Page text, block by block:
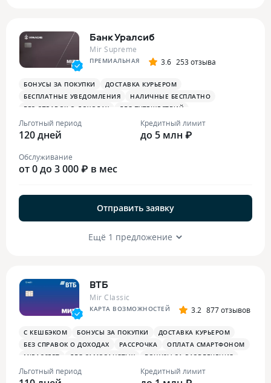
Банк Уралсиб
Mir Supreme
ПРЕМИАЛЬНАЯ 3.6 253 отзыва
БОНУСЫ ЗА ПОКУПКИ
ДОСТАВКА КУРЬЕРОМ
БЕСПЛАТНЫЕ УВЕДОМЛЕНИЯ
НАЛИЧНЫЕ БЕСПЛАТНО
БЕЗ СПРАВОК О ДОХОДАХ
ДЛЯ ПУТЕШЕСТВИЙ
ОПЛАТА СМАРТФОНОМ
MIRACCEPT
БИЗНЕС-ЗАЛЫ
БЕСПЛАТНАЯ ТУРИСТИЧЕСКАЯ СТРАХОВКА
Льготный период
120 дней
Кредитный лимит
до 5 млн ₽
Обслуживание
от 0 до 3 000 ₽ в мес
Отправить заявку
Ещё 1 предложение
ВТБ
Mir Classic
КАРТА ВОЗМОЖНОСТЕЙ 3.2 877 отзывов
С КЕШБЭКОМ БОНУСЫ ЗА ПОКУПКИ
ДОСТАВКА КУРЬЕРОМ
БЕЗ СПРАВОК О ДОХОДАХ
РАССРОЧКА
ОПЛАТА СМАРТФОНОМ
MIRACCEPT
ДЛЯ САМОЗАНЯТЫХ
БОНУСЫ ЗА РАЗВЛЕЧЕНИЯ
ПЛАТЕЖНЫЙ СТИКЕР
Льготный период Кредитный лимит